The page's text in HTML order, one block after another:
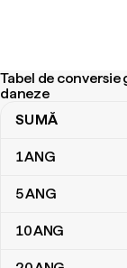
Tabel de
daneze
Tabel de
SUMĂ
1ANG
5ANG
10ANG